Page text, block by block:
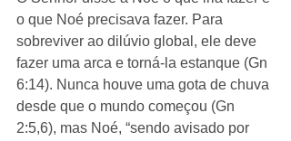
o que Noé precisava fazer. Para
sobreviver ao dilúvio global, ele deve
fazer uma arca e torná-la estanque (Gn
6:14). Nunca houve uma gota de chuva
desde que o mundo começou (Gn
2:5,6), mas Noé, “sendo avisado por